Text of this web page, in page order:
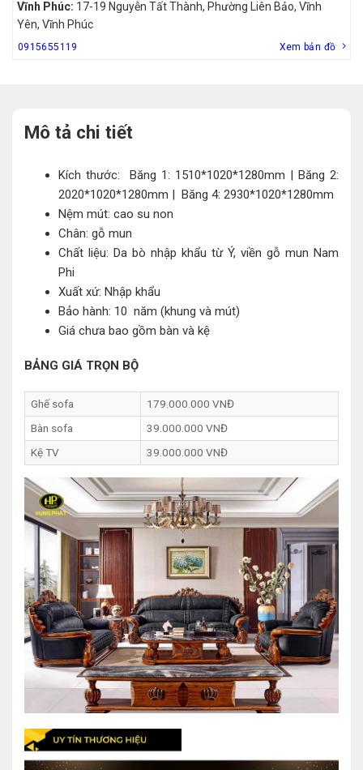
Vĩnh Phúc: 17-19 Nguyễn Tất Thành, Phường Liên Bảo, Vĩnh
Yên, Vĩnh Phúc
0915655119 Xem bản đồ
Mô tả chi tiết
Kích thước: Băng 1: 1510*1020*1280mm | Băng 2:
2020*1020*1280mm | Băng 4: 2930*1020*1280mm
Nệm mút: cao su non
Chân: gỗ mun
Chất liệu: Da bò nhập khẩu từ Ý, viền gỗ mun Nam
Phi
Xuất xứ: Nhập khẩu
Bảo hành: 10 năm (khung và mút)
Giá chưa bao gồm bàn và kệ
BẢNG GIÁ TRỌN BỘ
Ghế sofa
179.000.000 VNĐ
Bàn sofa
39.000.000 VNĐ
Kệ TV
39.000.000 VNĐ